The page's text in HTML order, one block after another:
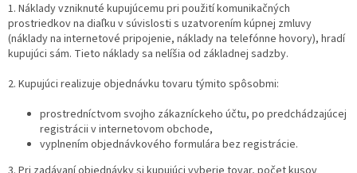
1. Náklady vzniknuté kupujúcemu pri použití komunikačných
prostriedkov na diaľku v súvislosti s uzatvorením kúpnej zmluvy
(náklady na internetové pripojenie, náklady na telefónne hovory), hradí
kupujúci sám. Tieto náklady sa nelíšia od základnej sadzby.
2. Kupujúci realizuje objednávku tovaru týmito spôsobmi:
prostredníctvom svojho zákazníckeho účtu, po predchádzajúcej
registrácii v internetovom obchode,
vyplnením objednávkového formulára bez registrácie.